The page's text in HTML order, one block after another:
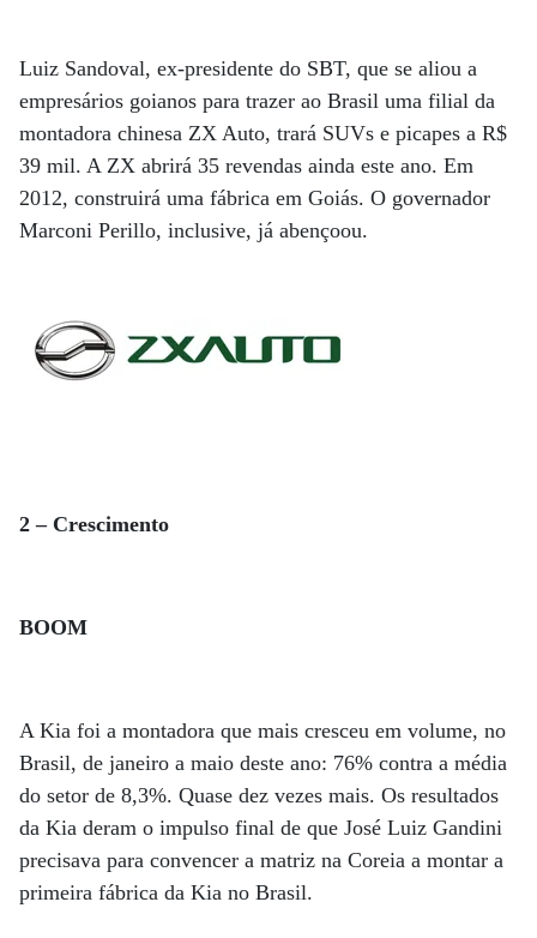
Luiz Sandoval, ex-presidente do SBT, que se aliou a
empresários goianos para trazer ao Brasil uma filial da
montadora chinesa ZX Auto, trará SUVs e picapes a R$
39 mil. A ZX abrirá 35 revendas ainda este ano. Em
2012, construirá uma fábrica em Goiás. O governador
Marconi Perillo, inclusive, já abençoou.
2 – Crescimento
BOOM
A Kia foi a montadora que mais cresceu em volume, no
Brasil, de janeiro a maio deste ano: 76% contra a média
do setor de 8,3%. Quase dez vezes mais. Os resultados
da Kia deram o impulso final de que José Luiz Gandini
precisava para convencer a matriz na Coreia a montar a
primeira fábrica da Kia no Brasil.